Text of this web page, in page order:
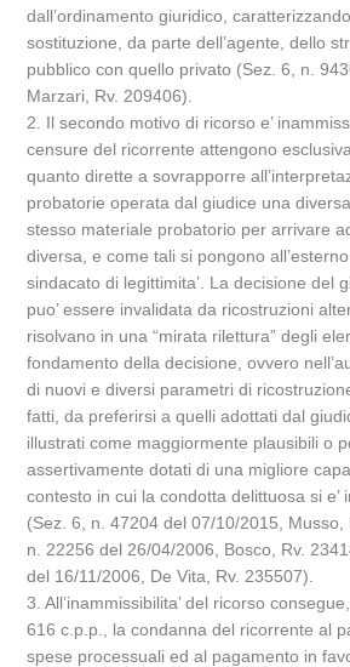
dall’ordinamento giuridico,
sostituzione, da parte dell’agente, dello
pubblico con quello privato (Sez. 6, n.
Marzari, Rv. 209406).
2. Il secondo motivo di ricorso e’
censure del ricorrente attengono
quanto dirette a sovrapporre
probatorie operata dal giudice una
stesso materiale probatorio per arrivare
diversa, e come tali si pongono
sindacato di legittimita’. La decisione del
puo’ essere invalidata da ricostruzioni
risolvano in una “mirata rilettura” degli
fondamento della decisione, ovvero
di nuovi e diversi parametri di
fatti, da preferirsi a quelli adottati dal
illustrati come maggiormente plausibili o
assertivamente dotati di una migliore
contesto in cui la condotta delittuosa si e’
(Sez. 6, n. 47204 del 07/10/2015, Musso,
n. 22256 del 26/04/2006, Bosco, Rv.
del 16/11/2006, De Vita, Rv. 235507).
3. All’inammissibilita’ del ricorso
616 c.p.p., la condanna del ricorrente al
spese processuali ed al pagamento in